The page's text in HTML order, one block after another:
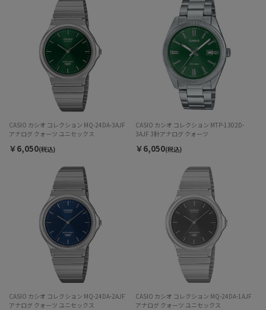
CASIO カシオ コレクション MQ-24DA-3AJF
アナログ クォーツ ユニセックス
￥6,050(税込)
CASIO カシオ コレクション MTP-1302D-
3AJF 3針アナログ クォーツ
￥6,050(税込)
CASIO カシオ コレクション MQ-24DA-2AJF
アナログ クォーツ ユニセックス
CASIO カシオ コレクション MQ-24DA-1AJF
アナログ クォーツ ユニセックス